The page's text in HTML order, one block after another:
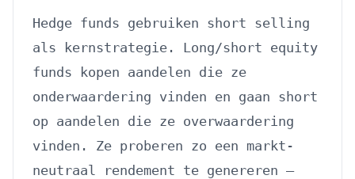
Hedge funds gebruiken short selling
als kernstrategie. Long/short equity
funds kopen aandelen die ze
onderwaardering vinden en gaan short
op aandelen die ze overwaardering
vinden. Ze proberen zo een markt-
neutraal rendement te genereren —